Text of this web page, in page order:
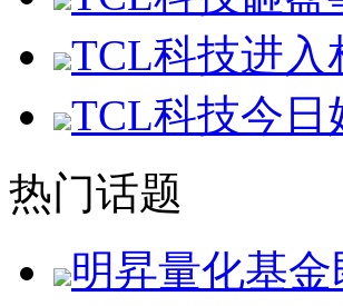
TCL科技进入
TCL科技今日
热门话题
明昇量化基